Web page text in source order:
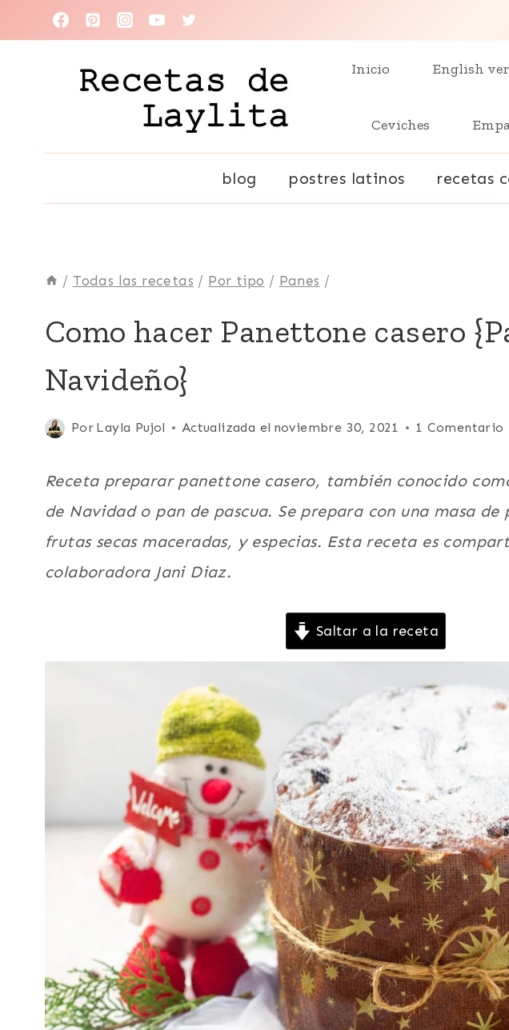
al
Inicio English
Ceviches
blog postres latinos recetas
/ Todas las recetas / Por tipo / Panes /
RECONFORTANTE
DESAYUNO
|
|
FRUTAS
ITALIA
LATINO/HISPANO
NAVIDAD
NOCHEBUENA
Como hacer Panettone casero
Navideño}
Por Layla Pujol
Publicada
noviembre 29, 2021
Actualizada el noviembre 30, 2021 1 Comentario
Receta preparar panettone casero, también conocido
de Navidad o pan de pascua. Se prepara con una masa de
frutas secas maceradas, y especias. Esta receta es
colaboradora Jani Diaz.
Saltar a la receta